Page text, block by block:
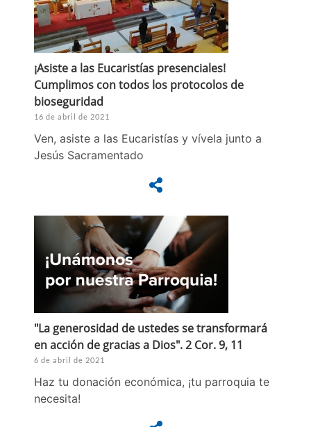
¡Asiste a las Eucaristías presenciales!
Cumplimos con todos los protocolos de
bioseguridad
16 de abril de 2021
Ven, asiste a las Eucaristías y vívela junto a
Jesús Sacramentado
"La generosidad de ustedes se transformará
en acción de gracias a Dios". 2 Cor. 9, 11
6 de abril de 2021
Haz tu donación económica, ¡tu parroquia te
necesita!